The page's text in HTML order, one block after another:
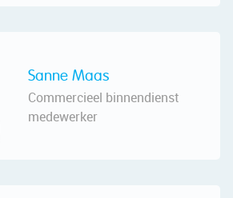
Sanne Maas
Commercieel binnendienst
medewerker